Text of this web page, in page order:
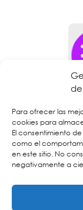
Para ofrecer las
cookies para
El consentimiento
como el
en este sitio. No
negativamente a